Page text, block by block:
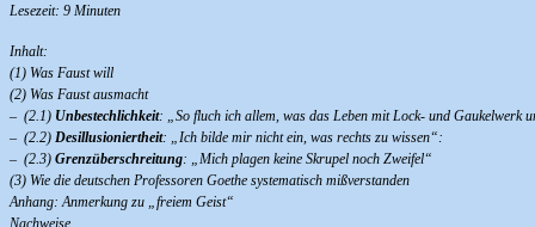
Lesezeit: 9 Minuten
Inhalt:
(1) Was Faust will
(2) Was Faust ausmacht
– (2.1) Unbestechlichkeit:
„So fluch ich allem, was das Leben mit Lock- und Gaukelwerk
– (2.2) Desillusioniertheit:
„Ich bilde mir nicht ein, was rechts zu wissen“:
– (2.3) Grenzüberschreitung:
„Mich plagen keine Skrupel noch Zweifel“
(3) Wie die deutschen Professoren Goethe systematisch mißverstanden
Anhang: Anmerkung zu „freiem Geist“
Nachweise